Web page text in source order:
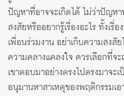
ปัญหาที่อาจจะเกิดได้ ไม่ว่าปัญหา
สงสัยหรืออยากรู้เรื่องอะไร ทั้งเรื่
เพื่อนร่วมงาน อย่าเก็บความสงสั
ความคลางแคลงใจ ควรเลือกที่จ
เขาตอบมาอย่างตรงไปตรงมาจ
อนุมานหาสาเหตุของพฤติกรรมเอ